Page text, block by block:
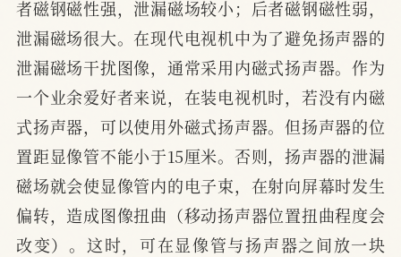
者磁钢磁性强，泄漏磁场较小；后者磁钢磁性弱，
泄漏磁场很大。在现代电视机中为了避免扬声器的
泄漏磁场干扰图像，通常采用内磁式扬声器。作为
一个业余爱好者来说，在装电视机时，若没有内磁
式扬声器，可以使用外磁式扬声器。但扬声器的位
置距显像管不能小于15厘米。否则，扬声器的泄漏
磁场就会使显像管内的电子束，在射向屏幕时发生
偏转，造成图像扭曲（移动扬声器位置扭曲程度会
改变）。这时，可在显像管与扬声器之间放一块